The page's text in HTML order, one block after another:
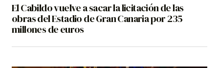
El Cabildo vuelve a sacar la licitación de las
obras del Estadio de Gran Canaria por 235
millones de euros